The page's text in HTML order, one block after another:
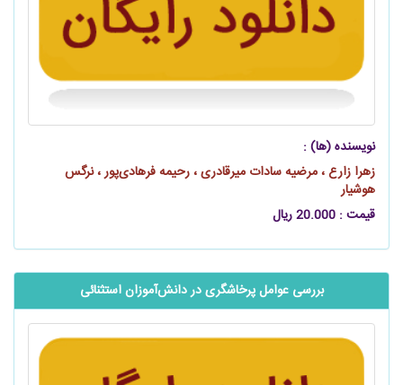
نویسنده (ها) :
زهرا زارع ، مرضیه سادات میرقادری ، رحیمه فرهادی‌پور ، نرگس
هوشیار
قیمت : 20.000 ریال
بررسی عوامل پرخاشگری در ‌‌‌‌‌دانش‌آموزان استثنائی